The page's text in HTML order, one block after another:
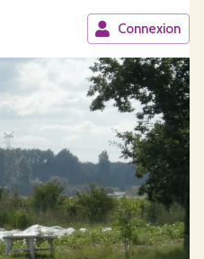
Connexion